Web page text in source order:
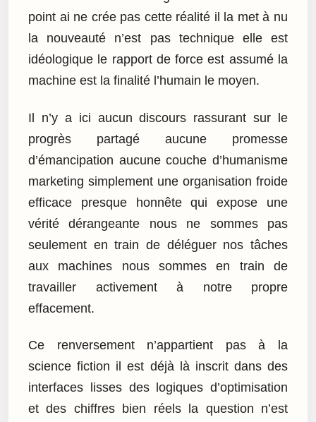
point ai ne crée pas cette réalité il la met à nu
la nouveauté n’est pas technique elle est
idéologique le rapport de force est assumé la
machine est la finalité l’humain le moyen.
Il n’y a ici aucun discours rassurant sur le
progrès partagé aucune promesse
d’émancipation aucune couche d’humanisme
marketing simplement une organisation froide
efficace presque honnête qui expose une
vérité dérangeante nous ne sommes pas
seulement en train de déléguer nos tâches
aux machines nous sommes en train de
travailler activement à notre propre
effacement.
Ce renversement n’appartient pas à la
science fiction il est déjà là inscrit dans des
interfaces lisses des logiques d’optimisation
et des chiffres bien réels la question n’est